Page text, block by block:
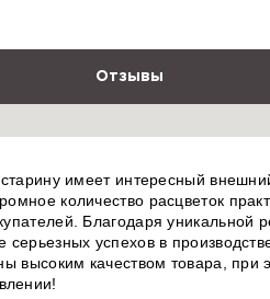
Отзывы
имеет интересный
количество расцветок
Благодаря уникальной
успехов в
высоким качеством товара,